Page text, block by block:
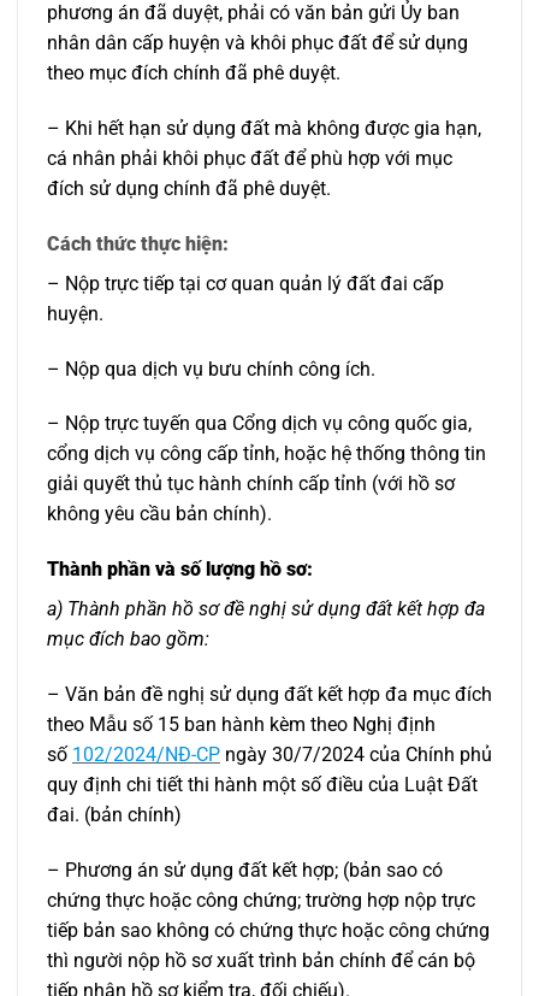
phương án đã duyệt, phải có văn bản gửi Ủy ban
nhân dân cấp huyện và khôi phục đất để sử dụng
theo mục đích chính đã phê duyệt.
– Khi hết hạn sử dụng đất mà không được gia hạn,
cá nhân phải khôi phục đất để phù hợp với mục
đích sử dụng chính đã phê duyệt.
Cách thức thực hiện:
– Nộp trực tiếp tại cơ quan quản lý đất đai cấp
huyện.
– Nộp qua dịch vụ bưu chính công ích.
– Nộp trực tuyến qua Cổng dịch vụ công quốc gia,
cổng dịch vụ công cấp tỉnh, hoặc hệ thống thông tin
giải quyết thủ tục hành chính cấp tỉnh (với hồ sơ
không yêu cầu bản chính).
Thành phần và số lượng hồ sơ:
a) Thành phần hồ sơ đề nghị sử dụng đất kết hợp đa
mục đích bao gồm:
– Văn bản đề nghị sử dụng đất kết hợp đa mục đích
theo Mẫu số 15 ban hành kèm theo Nghị định
số 102/2024/NĐ-CP ngày 30/7/2024 của Chính phủ
quy định chi tiết thi hành một số điều của Luật Đất
đai. (bản chính)
– Phương án sử dụng đất kết hợp; (bản sao có
chứng thực hoặc công chứng; trường hợp nộp trực
tiếp bản sao không có chứng thực hoặc công chứng
thì người nộp hồ sơ xuất trình bản chính để cán bộ
tiếp nhận hồ sơ kiểm tra, đối chiếu).